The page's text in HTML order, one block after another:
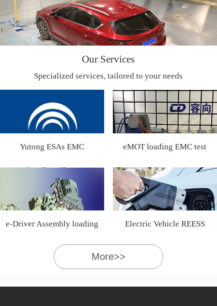
Our Services
Specialized services, tailored to your needs
Yutong ESAs EMC
eMOT loading EMC test
e-Driver Assembly loading
Electric Vehicle REESS
More>>